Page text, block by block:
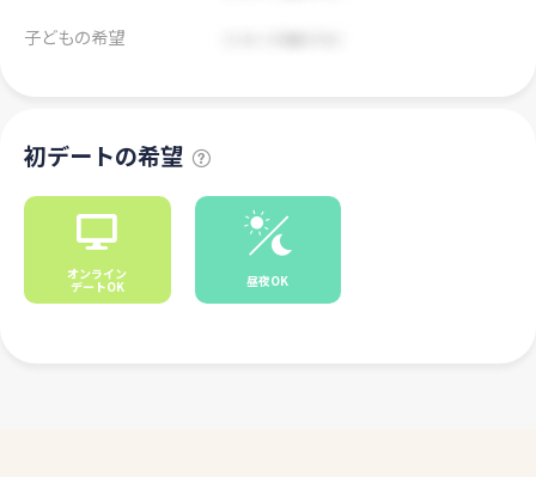
子どもの希望
初デートの希望
オンライン
デートOK 昼夜OK